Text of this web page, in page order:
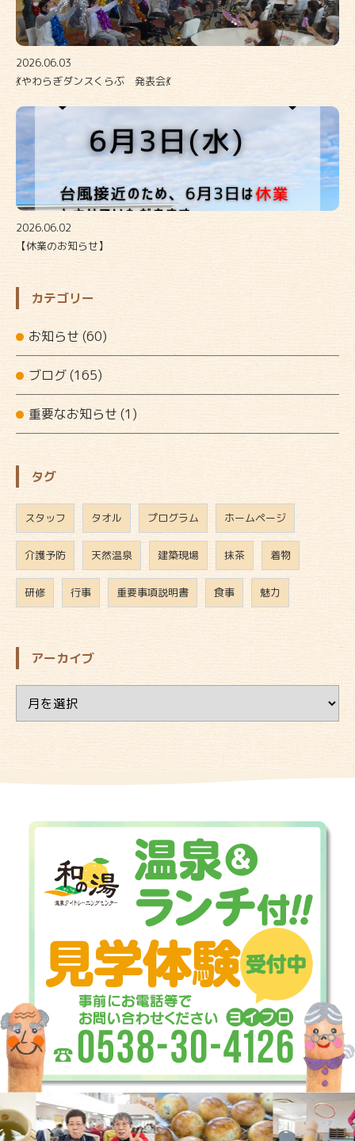
2026.06.03
💃やわらぎダンスくらぶ 発表会💃
2026.06.02
【休業のお知らせ】
カテゴリー
お知らせ(60)
ブログ(165)
重要なお知らせ (1)
タグ
スタッフ タオル プログラム ホームページ
介護予防 天然温泉 建築現場 抹茶 着物
研修 行事 重要事項説明書 食事 魅力
アーカイブ